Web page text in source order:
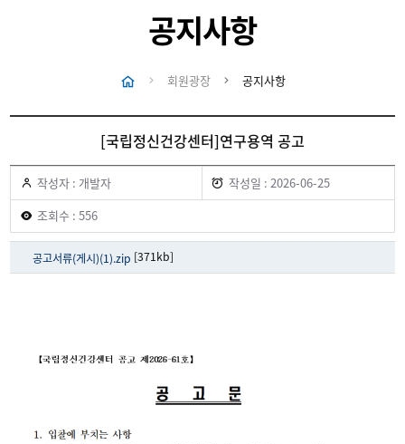
공지사항
회원광장 공지사항
[국립정신건강센터]연구용역 공고
작성자 : 개발자
작성일 : 2026-06-25
조회수 : 556
공고서류(게시)(1).zip [371kb]